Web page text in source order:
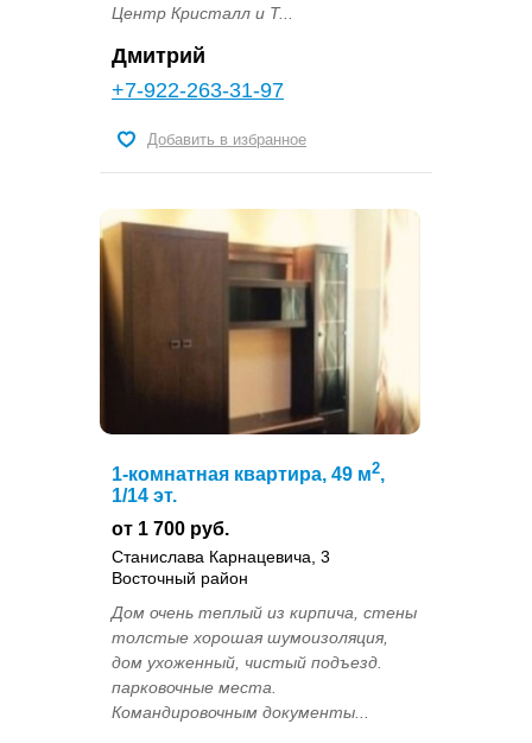
Центр Кристалл и Т...
Дмитрий
+7-922-263-31-97
Добавить в избранное
1-комнатная квартира, 49 м2,
1/14 эт.
от 1 700 руб.
Станислава Карнацевича, 3
Восточный район
Дом очень теплый из кирпича, стены
толстые хорошая шумоизоляция,
дом ухоженный, чистый подъезд.
парковочные места.
Командировочным документы...